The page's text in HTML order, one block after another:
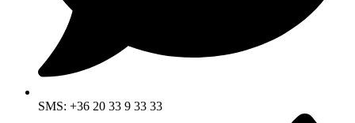
SMS: +36 20 33 9 33 33